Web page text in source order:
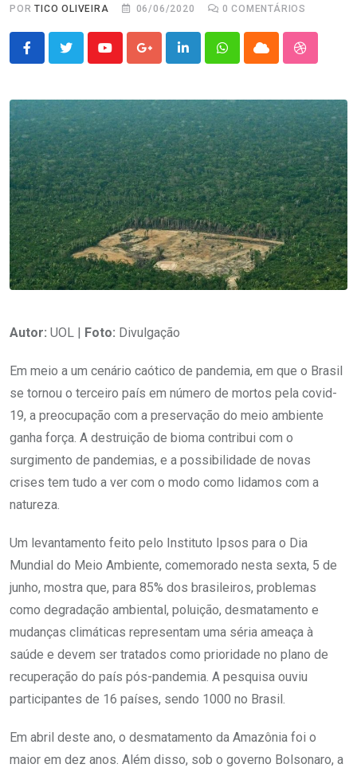
PORTICO OLIVEIRA 06/06/2020 0 COMENTÁRIOS
YoutubeGoogle+LinkedInWhatsappCloud
Autor: UOL | Foto: Divulgação
Em meio a um cenário caótico de pandemia, em que o Brasil
se tornou o terceiro país em número de mortos pela covid-
19, a preocupação com a preservação do meio ambiente
ganha força. A destruição de bioma contribui com o
surgimento de pandemias, e a possibilidade de novas
crises tem tudo a ver com o modo como lidamos com a
natureza.
Um levantamento feito pelo Instituto Ipsos para o Dia
Mundial do Meio Ambiente, comemorado nesta sexta, 5 de
junho, mostra que, para 85% dos brasileiros, problemas
como degradação ambiental, poluição, desmatamento e
mudanças climáticas representam uma séria ameaça à
saúde e devem ser tratados como prioridade no plano de
recuperação do país pós-pandemia. A pesquisa ouviu
participantes de 16 países, sendo 1000 no Brasil.
Em abril deste ano, o desmatamento da Amazônia foi o
maior em dez anos. Além disso, sob o governo Bolsonaro, a